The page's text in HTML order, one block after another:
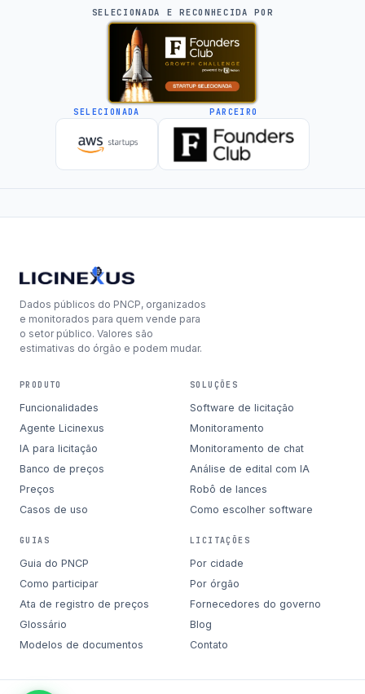
SELECIONADA E RECONHECIDA POR
SELECIONADA PARCEIRO
Dados públicos do PNCP, organizados
e monitorados para quem vende para
o setor público. Valores são
estimativas do órgão e podem mudar.
PRODUTO
Funcionalidades
Agente Licinexus
IA para licitação
Banco de preços
Preços
Casos de uso
SOLUÇÕES
Software de licitação
Monitoramento
Monitoramento de chat
Análise de edital com IA
Robô de lances
Como escolher software
GUIAS
Guia do PNCP
Como participar
Ata de registro de preços
Glossário
Modelos de documentos
LICITAÇÕES
Por cidade
Por órgão
Fornecedores do governo
Blog
Contato